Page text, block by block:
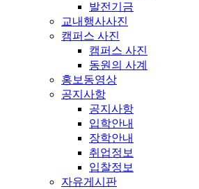
발전기금
교내행사사진
캠퍼스 사진
캠퍼스 사진
동원의 사계
홍보동영상
공지사항
공지사항
입학안내
장학안내
취업정보
입찰정보
자유게시판